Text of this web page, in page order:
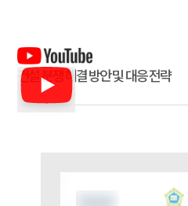
건설 분쟁 해결 방안 및 대응 전략